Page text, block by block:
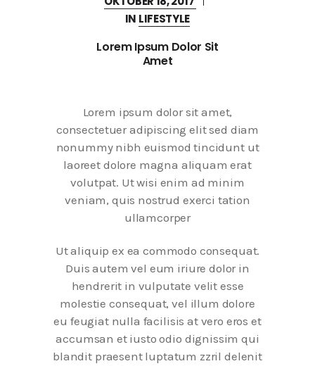
IN LIFESTYLE
Lorem Ipsum Dolor Sit
Amet
Lorem ipsum dolor sit amet,
consectetuer adipiscing elit sed diam
nonummy nibh euismod tincidunt ut
laoreet dolore magna aliquam erat
volutpat. Ut wisi enim ad minim
veniam, quis nostrud exerci tation
ullamcorper
Ut aliquip ex ea commodo consequat.
Duis autem vel eum iriure dolor in
hendrerit in vulputate velit esse
molestie consequat, vel illum dolore
eu feugiat nulla facilisis at vero eros et
accumsan et iusto odio dignissim qui
blandit praesent luptatum zzril delenit